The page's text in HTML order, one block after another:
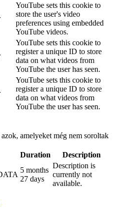
YouTube sets this cookie to
store the user's video
preferences using embedded
YouTube videos.
YouTube sets this cookie to
register a unique ID to store
data on what videos from
YouTube the user has seen.
YouTube sets this cookie to
register a unique ID to store
data on what videos from
YouTube the user has seen.
amelyeket még nem soroltak
Duration Description
5 months
27 days
Description is
currently not
available.